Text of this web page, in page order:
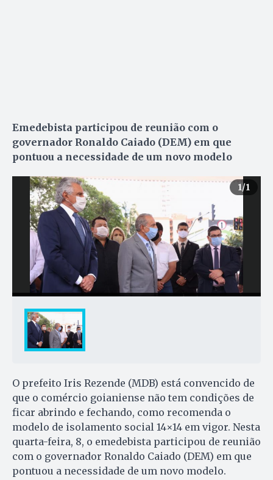
Emedebista participou de reunião com o
governador Ronaldo Caiado (DEM) em que
pontuou a necessidade de um novo modelo
1/1
O prefeito Iris Rezende (MDB) está convencido de
que o comércio goianiense não tem condições de
ficar abrindo e fechando, como recomenda o
modelo de isolamento social 14×14 em vigor. Nesta
quarta-feira, 8, o emedebista participou de reunião
com o governador Ronaldo Caiado (DEM) em que
pontuou a necessidade de um novo modelo.